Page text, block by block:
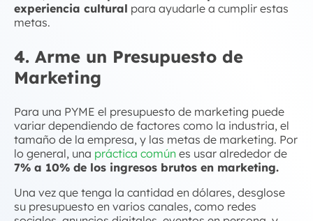
experiencia cultural para ayudarle a cumplir estas
metas.
4. Arme un Presupuesto de
Marketing
Para una PYME el presupuesto de marketing puede
variar dependiendo de factores como la industria, el
tamaño de la empresa, y las metas de marketing. Por
lo general, una práctica común es usar alrededor de
7% a 10% de los ingresos brutos en marketing.
Una vez que tenga la cantidad en dólares, desglose
su presupuesto en varios canales, como redes